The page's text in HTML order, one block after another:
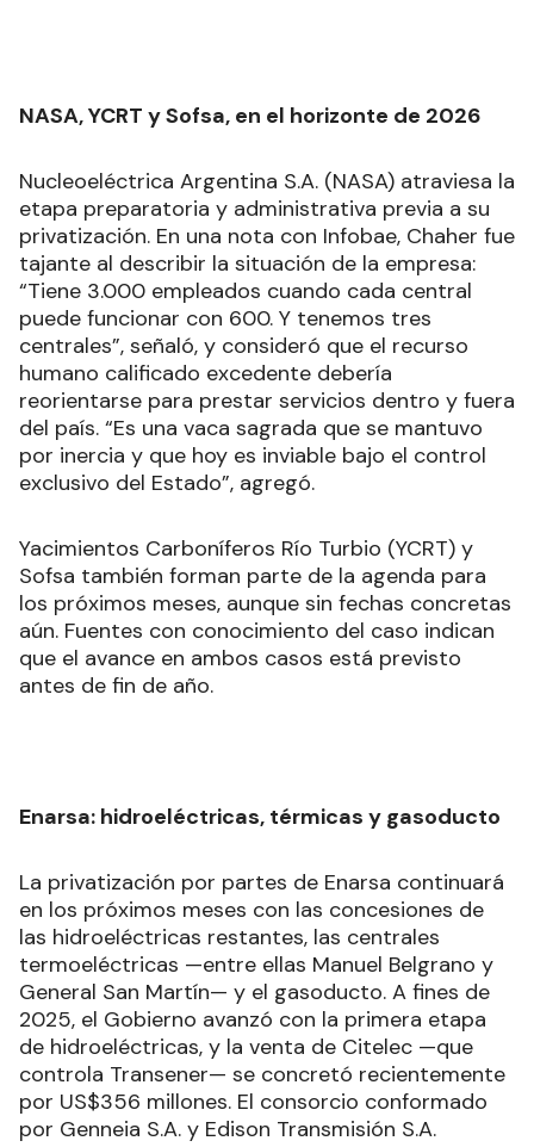
NASA, YCRT y Sofsa, en el horizonte de 2026
Nucleoeléctrica Argentina S.A. (NASA) atraviesa la
etapa preparatoria y administrativa previa a su
privatización. En una nota con Infobae, Chaher fue
tajante al describir la situación de la empresa:
“Tiene 3.000 empleados cuando cada central
puede funcionar con 600. Y tenemos tres
centrales”, señaló, y consideró que el recurso
humano calificado excedente debería
reorientarse para prestar servicios dentro y fuera
del país. “Es una vaca sagrada que se mantuvo
por inercia y que hoy es inviable bajo el control
exclusivo del Estado”, agregó.
Yacimientos Carboníferos Río Turbio (YCRT) y
Sofsa también forman parte de la agenda para
los próximos meses, aunque sin fechas concretas
aún. Fuentes con conocimiento del caso indican
que el avance en ambos casos está previsto
antes de fin de año.
Enarsa: hidroeléctricas, térmicas y gasoducto
La privatización por partes de Enarsa continuará
en los próximos meses con las concesiones de
las hidroeléctricas restantes, las centrales
termoeléctricas —entre ellas Manuel Belgrano y
General San Martín— y el gasoducto. A fines de
2025, el Gobierno avanzó con la primera etapa
de hidroeléctricas, y la venta de Citelec —que
controla Transener— se concretó recientemente
por US$356 millones. El consorcio conformado
por Genneia S.A. y Edison Transmisión S.A.